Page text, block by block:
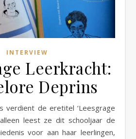
INTERVIEW
Leerkracht:
Deprins
leest ze dit schooljaar de
voor aan haar leerlingen,